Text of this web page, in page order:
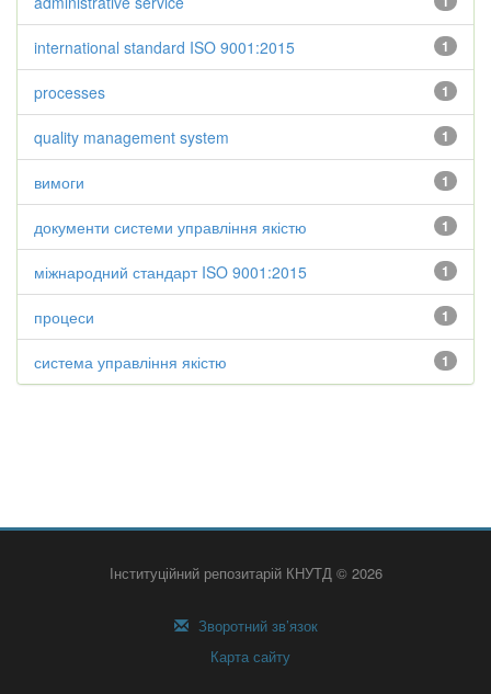
1
international standard ISO 9001:2015
1
processes
1
quality management system
1
вимоги
1
документи системи управління якістю
1
міжнародний стандарт ISO 9001:2015
1
процеси
1
система управління якістю
Інституційний репозитарій КНУТД © 2026
Зворотний зв’язок
Карта сайту